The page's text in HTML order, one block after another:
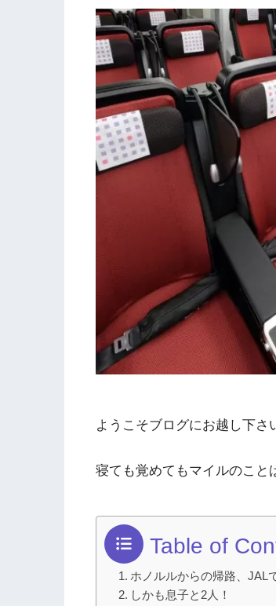
ようこそブログにお越し下さ
寝ても覚めてもマイルのこと
Table of
ホノルルからの帰路、JAL
しかも息子と2人！